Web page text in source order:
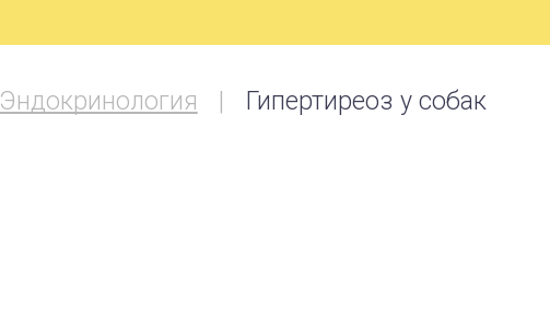
Эндокринология Гипертиреоз у собак